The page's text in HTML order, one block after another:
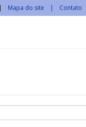
Mapa do site Contato